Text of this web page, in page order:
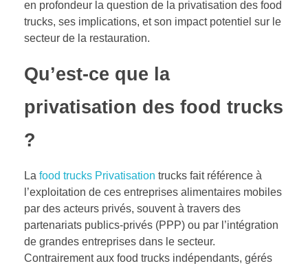
en profondeur la question de la privatisation des food
trucks, ses implications, et son impact potentiel sur le
secteur de la restauration.
Qu’est-ce que la
privatisation des food trucks
?
La food trucks Privatisation trucks fait référence à
l’exploitation de ces entreprises alimentaires mobiles
par des acteurs privés, souvent à travers des
partenariats publics-privés (PPP) ou par l’intégration
de grandes entreprises dans le secteur.
Contrairement aux food trucks indépendants, gérés